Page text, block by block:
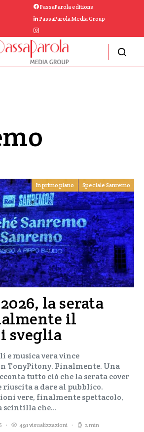
PassaParola editions
PassaParola Media Group
In primo piano Speciale Sanremo
la serata
il
sveglia
e musica vera vince
TonyPitony. Finalmente. Una
tutto ciò che la serata cover
riuscita a dare al pubblico.
vere, finalmente spettacolo,
scintilla che…
491 visualizzazioni 2 min